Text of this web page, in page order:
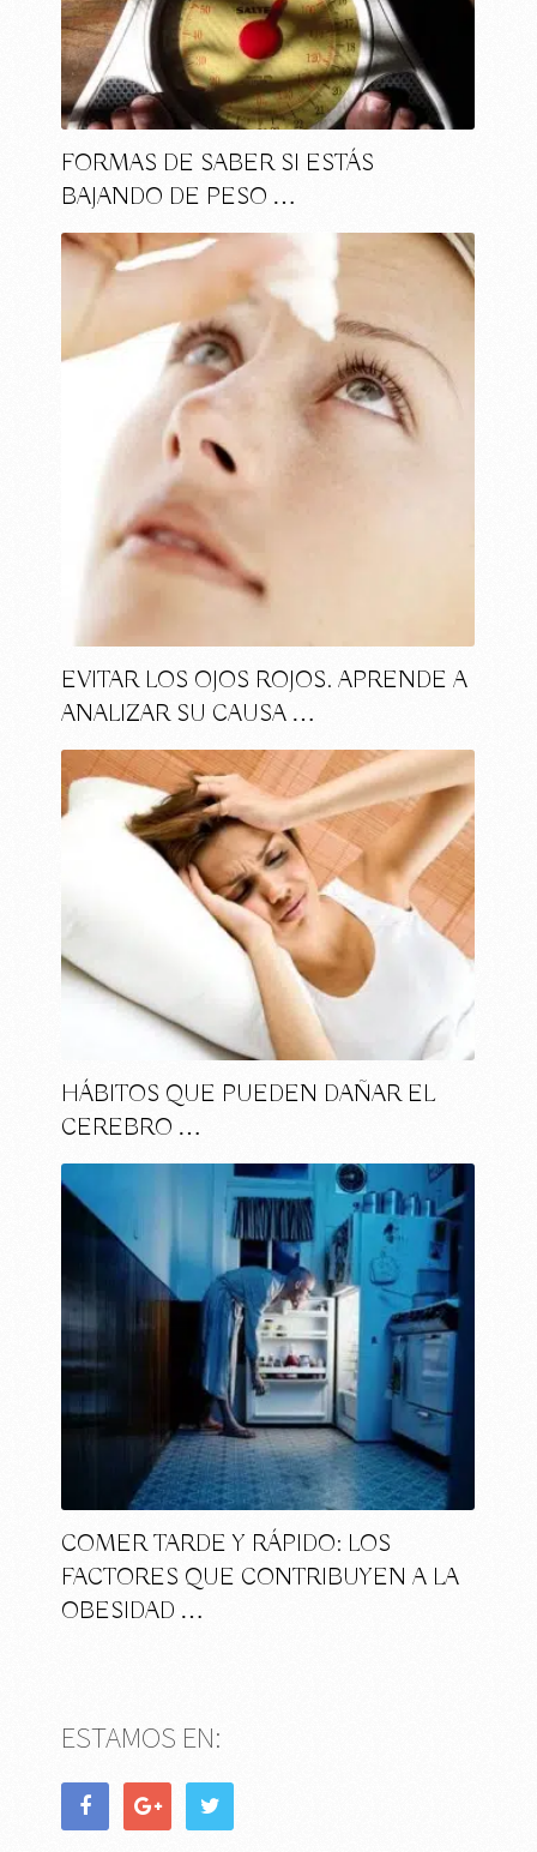
FORMAS DE SABER SI ESTÁS
BAJANDO DE PESO …
EVITAR LOS OJOS ROJOS. APRENDE A
ANALIZAR SU CAUSA …
HÁBITOS QUE PUEDEN DAÑAR EL
CEREBRO …
COMER TARDE Y RÁPIDO: LOS
FACTORES QUE CONTRIBUYEN A LA
OBESIDAD …
ESTAMOS EN: